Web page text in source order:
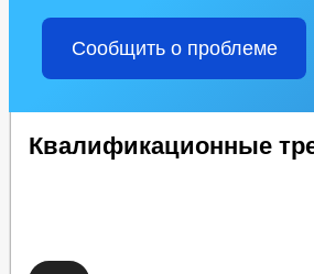
Сообщить о проблеме
Квалификационные